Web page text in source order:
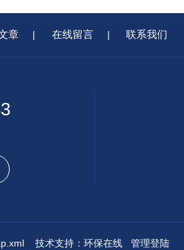
章 | 在线留言 | 联系我们
技术支持： 环保在线 管理登陆